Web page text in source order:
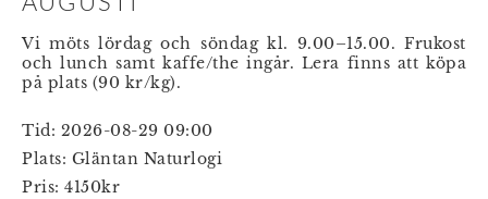
Vi möts lördag och söndag kl. 9.00–15.00. Frukost
och lunch samt kaffe/the ingår. Lera finns att köpa
på plats (90 kr/kg).
Tid: 2026-08-29 09:00
Plats: Gläntan Naturlogi
Pris: 4150kr